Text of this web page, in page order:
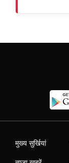
मुख्य सुर्खियां